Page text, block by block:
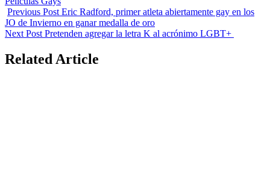
Previous Post Eric Radford, primer atleta abiertamente gay en los
JO de Invierno en ganar medalla de oro
Next Post Pretenden agregar la letra K al acrónimo LGBT+
Related Article